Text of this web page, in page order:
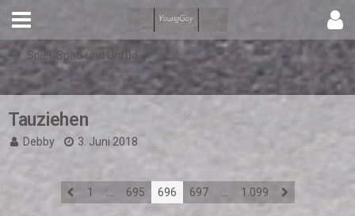
Spiel, Spaß und Unfug
Tauziehen
Debby 3. Juni 2018
1 695 696 697 1.099